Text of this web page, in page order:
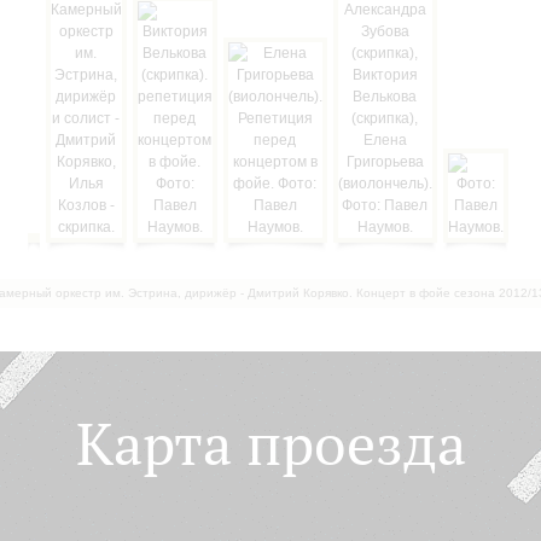
оркестр им. Эстрина, дирижёр - Дмитрий Корявко. Концерт в фойе сезона 2012/
Карта проезда